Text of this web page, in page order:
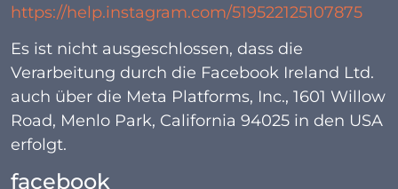
https://help.instagram.com/519522125107875
Es ist nicht ausgeschlossen, dass die
Verarbeitung durch die Facebook Ireland Ltd.
auch über die Meta Platforms, Inc., 1601 Willow
Road, Menlo Park, California 94025 in den USA
erfolgt.
facebook